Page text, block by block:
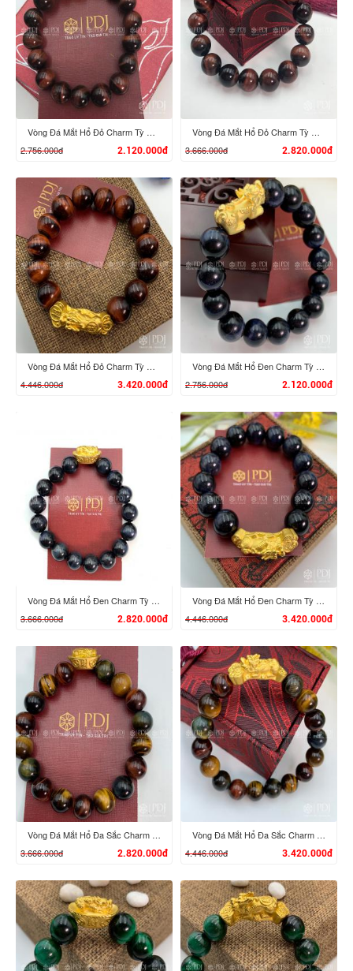
XEM CHI TIẾT XEM CHI TIẾT
XEM CHI TIẾT
Vòng Đá Mắt Hổ Đỏ Charm Tỳ Hưu Vàng 24k
2.756.000đ
2.120.000đ
XEM CHI TIẾT
Vòng Đá Mắt Hổ Đỏ Charm Tỳ Hưu Cưỡi Đĩnh Vàng 24K
3.666.000đ
2.820.000đ
XEM CHI TIẾT
Vòng Đá Mắt Hổ Đỏ Charm Tỳ Hưu Cưỡi Gậy Như Ý Vàng 24K
4.446.000đ
3.420.000đ
XEM CHI TIẾT
Vòng Đá Mắt Hổ Đen Charm Tỳ Hưu Vàng 24K
2.756.000đ
2.120.000đ
XEM CHI TIẾT
Vòng Đá Mắt Hổ Đen Charm Tỳ Hưu Cưỡi Đĩnh Vàng 24K
3.666.000đ
2.820.000đ
XEM CHI TIẾT
Vòng Đá Mắt Hổ Đen Charm Tỳ Hưu Cưỡi Gậy Như Ý Vàng 24K
4.446.000đ
3.420.000đ
Vòng Đá Mắt Hổ Đa Sắc Charm Tỳ Hưu Cưỡi Đĩnh Vàng 24K
3.666.000đ
2.820.000đ
Vòng Đá Mắt Hổ Đa Sắc Charm Tỳ Hưu Cưỡi Gậy Như Ý Vàng 24K
4.446.000đ
3.420.000đ